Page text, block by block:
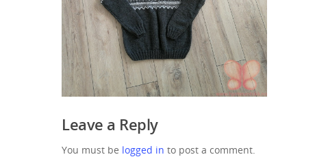
Leave a Reply
You must be logged in to post a comment.